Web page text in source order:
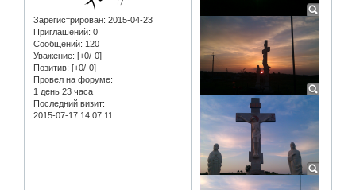
Зарегистрирован: 2015-04-23
Приглашений: 0
Сообщений: 120
Уважение: [+0/-0]
Позитив: [+0/-0]
Провел на форуме:
1 день 23 часа
Последний визит:
2015-07-17 14:07:11